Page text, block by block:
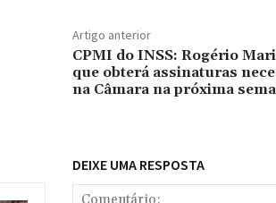
Artigo anterior
CPMI do INSS: Rogério
que obterá assinaturas
na Câmara na próxima
DEIXE UMA RESPOSTA